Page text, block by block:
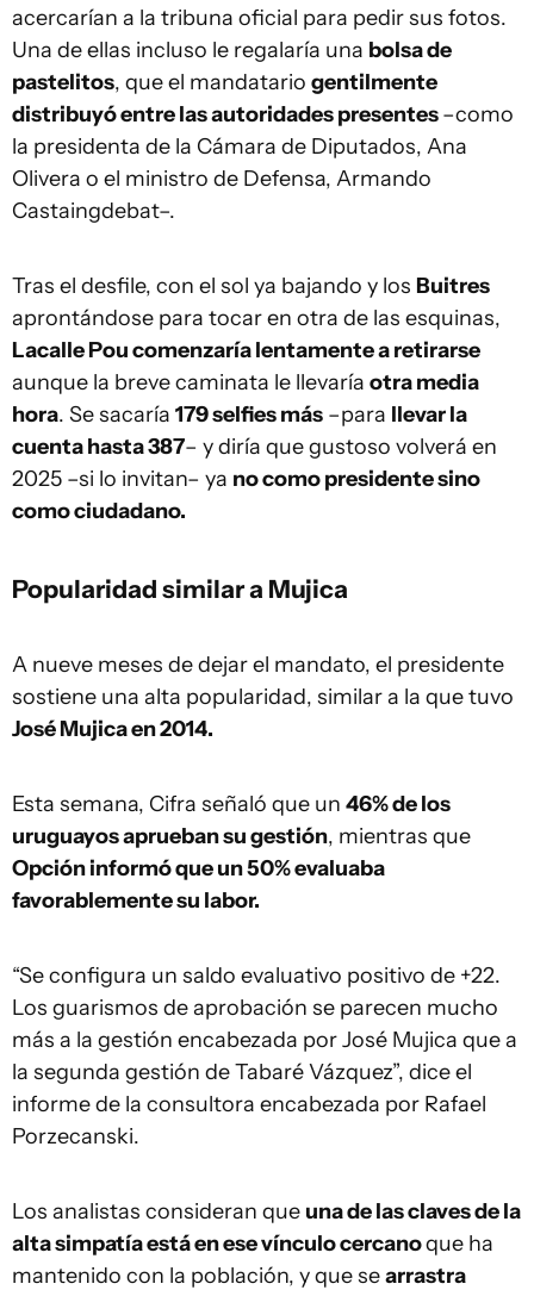
acercarían a la tribuna oficial para pedir sus fotos.
Una de ellas incluso le regalaría una bolsa de
pastelitos, que el mandatario gentilmente
distribuyó entre las autoridades presentes–como
la presidenta de la Cámara de Diputados, Ana
Olivera o el ministro de Defensa, Armando
Castaingdebat–.
Tras el desfile, con el sol ya bajando y los Buitres
aprontándose para tocar en otra de las esquinas,
Lacalle Pou comenzaría lentamente a retirarse
aunque la breve caminata le llevaría otra media
hora. Se sacaría 179 selfies más –para llevar la
cuenta hasta 387– y diría que gustoso volverá en
2025 –si lo invitan– ya no como presidente sino
como ciudadano.
Popularidad similar a Mujica
A nueve meses de dejar el mandato, el presidente
sostiene una alta popularidad, similar a la que tuvo
José Mujica en 2014.
Esta semana, Cifra señaló que un 46% de los
uruguayos aprueban su gestión, mientras que
Opción informó que un 50% evaluaba
favorablemente su labor.
“Se configura un saldo evaluativo positivo de +22.
Los guarismos de aprobación se parecen mucho
más a la gestión encabezada por José Mujica que a
la segunda gestión de Tabaré Vázquez”, dice el
informe de la consultora encabezada por Rafael
Porzecanski.
Los analistas consideran que una de las claves de la
alta simpatía está en ese vínculo cercanoque ha
mantenido con la población, y que searrastra